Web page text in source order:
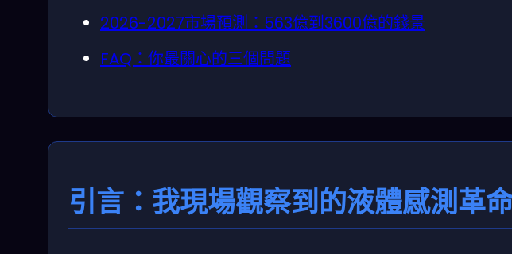
2026-2027市場預測：563億到3600億的錢景
FAQ：你最關心的三個問題
引言：我現場觀察到的液體感測革